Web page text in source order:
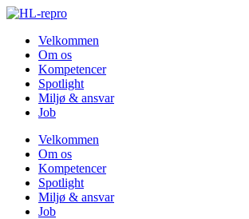
Velkommen
Om os
Kompetencer
Spotlight
Miljø & ansvar
Job
Velkommen
Om os
Kompetencer
Spotlight
Miljø & ansvar
Job